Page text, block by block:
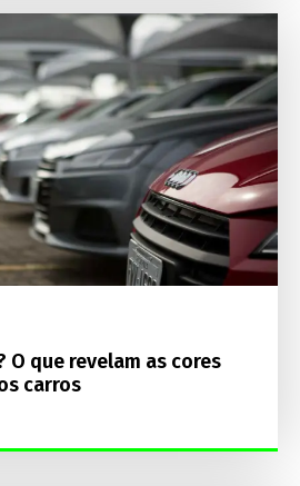
O que revelam as cores
carros